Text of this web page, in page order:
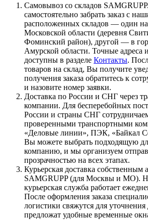
Самовывоз со складов
самостоятельно забрать заказ с
расположенных складов — один
Московской области (деревня
Фоминский район), другой — в
Амурской области. Точные адреса
доступны в разделе Контакты.
товаров на склад, Вы получите
получения заказа обратитесь к
и назовите номер заявки.
Доставка по России и СНГ через
компании. Для бесперебойных
России и страны СНГ
проверенными транспортными
«Деловые линии», ПЭК, «Байкал
Вы можете выбрать подходящую
компанию, и мы организуем
прозрачностью на всех этапах.
Курьерская доставка собственным
SAMGRUPP (для Москвы и МО).
курьерская служба работает
После оформления заказа
логистики свяжутся для уточнения
предложат удобные временные